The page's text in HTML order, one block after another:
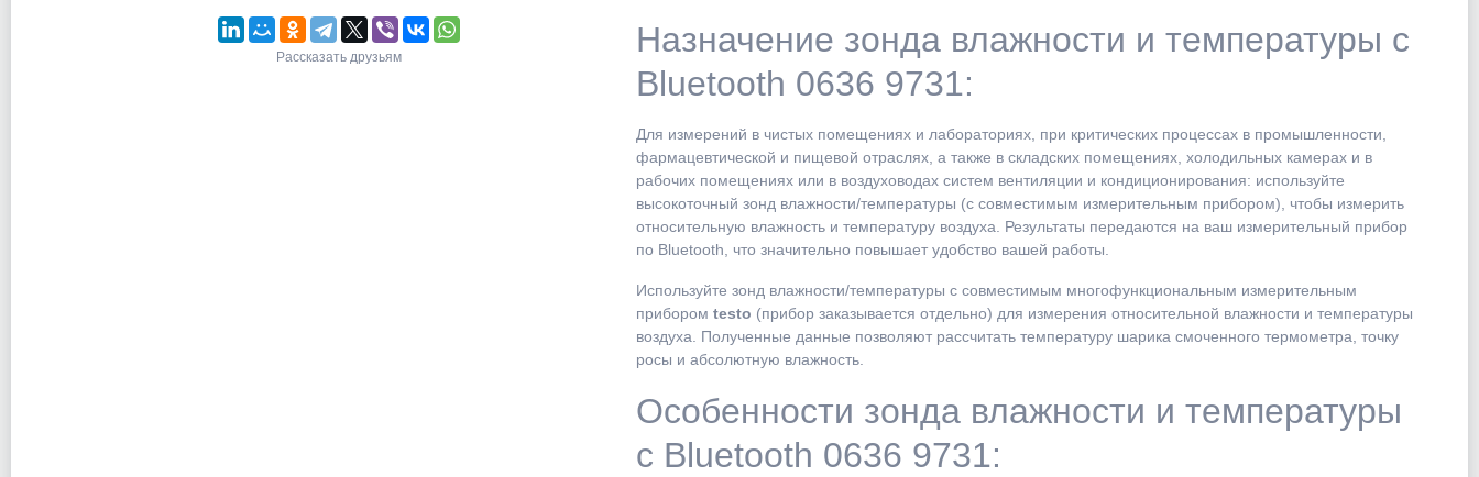
Рассказать друзьям
Назначение зонда влажности и температуры с
Bluetooth 0636 9731:
Для измерений в чистых помещениях и лабораториях, при критических процессах в промышленности,
фармацевтической и пищевой отраслях, а также в складских помещениях, холодильных камерах и в
рабочих помещениях или в воздуховодах систем вентиляции и кондиционирования: используйте
высокоточный зонд влажности/температуры (с совместимым измерительным прибором), чтобы измерить
относительную влажность и температуру воздуха. Результаты передаются на ваш измерительный прибор
по Bluetooth, что значительно повышает удобство вашей работы.
Используйте зонд влажности/температуры с совместимым многофункциональным измерительным
прибором testo (прибор заказывается отдельно) для измерения относительной влажности и температуры
воздуха. Полученные данные позволяют рассчитать температуру шарика смоченного термометра, точку
росы и абсолютную влажность.
Особенности зонда влажности и температуры
с Bluetooth 0636 9731: